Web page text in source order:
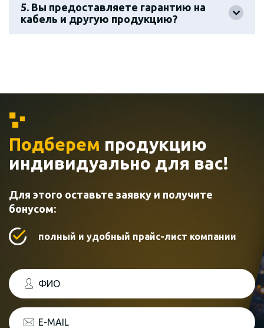
5. Вы предоставляете гарантию на
кабель и другую продукцию?
Подберем продукцию
индивидуально для вас!
Для этого оставьте заявку и получите
бонусом:
полный и удобный прайс-лист компании
ФИО
E-MAIL